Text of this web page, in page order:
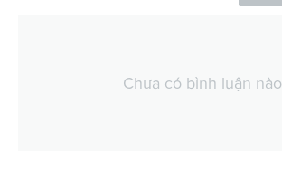
Chưa có bình luận nào